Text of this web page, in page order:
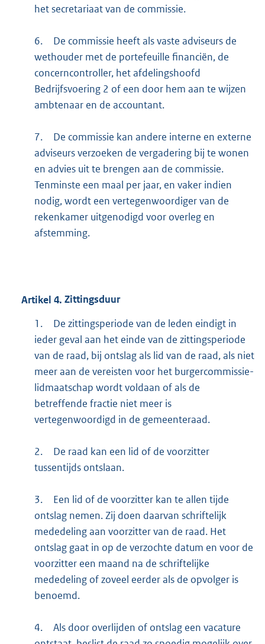
het secretariaat van de commissie.
6.
De commissie heeft als vaste adviseurs de
wethouder met de portefeuille financiën, de
concerncontroller, het afdelingshoofd
Bedrijfsvoering 2 of een door hem aan te wijzen
ambtenaar en de accountant.
7.
De commissie kan andere interne en externe
adviseurs verzoeken de vergadering bij te wonen
en advies uit te brengen aan de commissie.
Tenminste een maal per jaar, en vaker indien
nodig, wordt een vertegenwoordiger van de
rekenkamer uitgenodigd voor overleg en
afstemming.
Artikel 4. Zittingsduur
1.
De zittingsperiode van de leden eindigt in
ieder geval aan het einde van de zittingsperiode
van de raad, bij ontslag als lid van de raad, als niet
meer aan de vereisten voor het burgercommissie-
lidmaatschap wordt voldaan of als de
betreffende fractie niet meer is
vertegenwoordigd in de gemeenteraad.
2.
De raad kan een lid of de voorzitter
tussentijds ontslaan.
3.
Een lid of de voorzitter kan te allen tijde
ontslag nemen. Zij doen daarvan schriftelijk
mededeling aan voorzitter van de raad. Het
ontslag gaat in op de verzochte datum en voor de
voorzitter een maand na de schriftelijke
mededeling of zoveel eerder als de opvolger is
benoemd.
4.
Als door overlijden of ontslag een vacature